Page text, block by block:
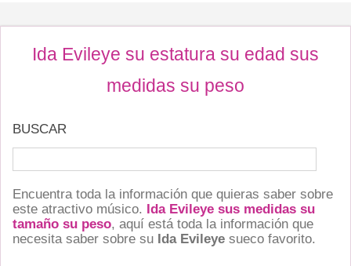
Ida Evileye su estatura su edad sus
medidas su peso
BUSCAR
Encuentra toda la información que quieras saber sobre
este atractivo músico. Ida Evileye sus medidas su
tamaño su peso, aquí está toda la información que
necesita saber sobre su Ida Evileye sueco favorito.